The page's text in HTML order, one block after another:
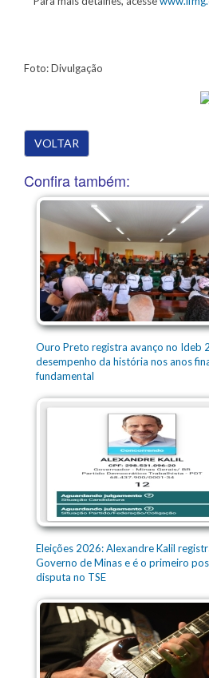
Foto: Divulgação
VOLTAR
Confira também:
Ouro Preto registra avanço no Ideb
desempenho da história nos anos
fundamental
Eleições 2026: Alexandre Kalil
Governo de Minas e é o primeiro
disputa no TSE